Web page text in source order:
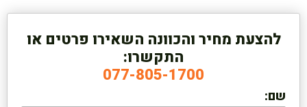
להצעת מחיר והכוונה השאירו פרטים או
התקשרו:
077-805-1700
שם: